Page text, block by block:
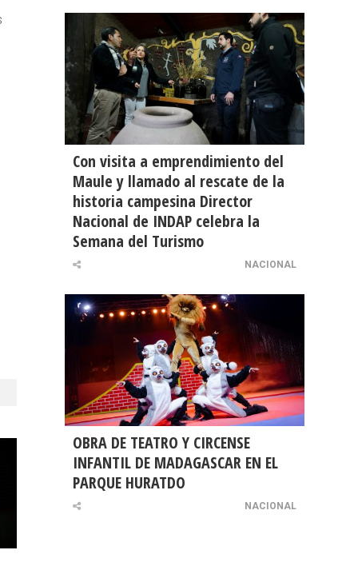
Con visita a emprendimiento del
Maule y llamado al rescate de la
historia campesina Director
Nacional de INDAP celebra la
Semana del Turismo
NACIONAL
OBRA DE TEATRO Y CIRCENSE
INFANTIL DE MADAGASCAR EN EL
PARQUE HURATDO
NACIONAL